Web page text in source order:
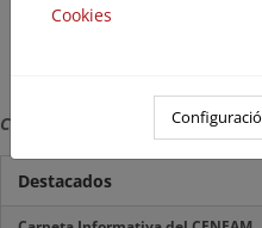
Otros materiales
Consultada en Abril de 2018
Destacados
Cookies